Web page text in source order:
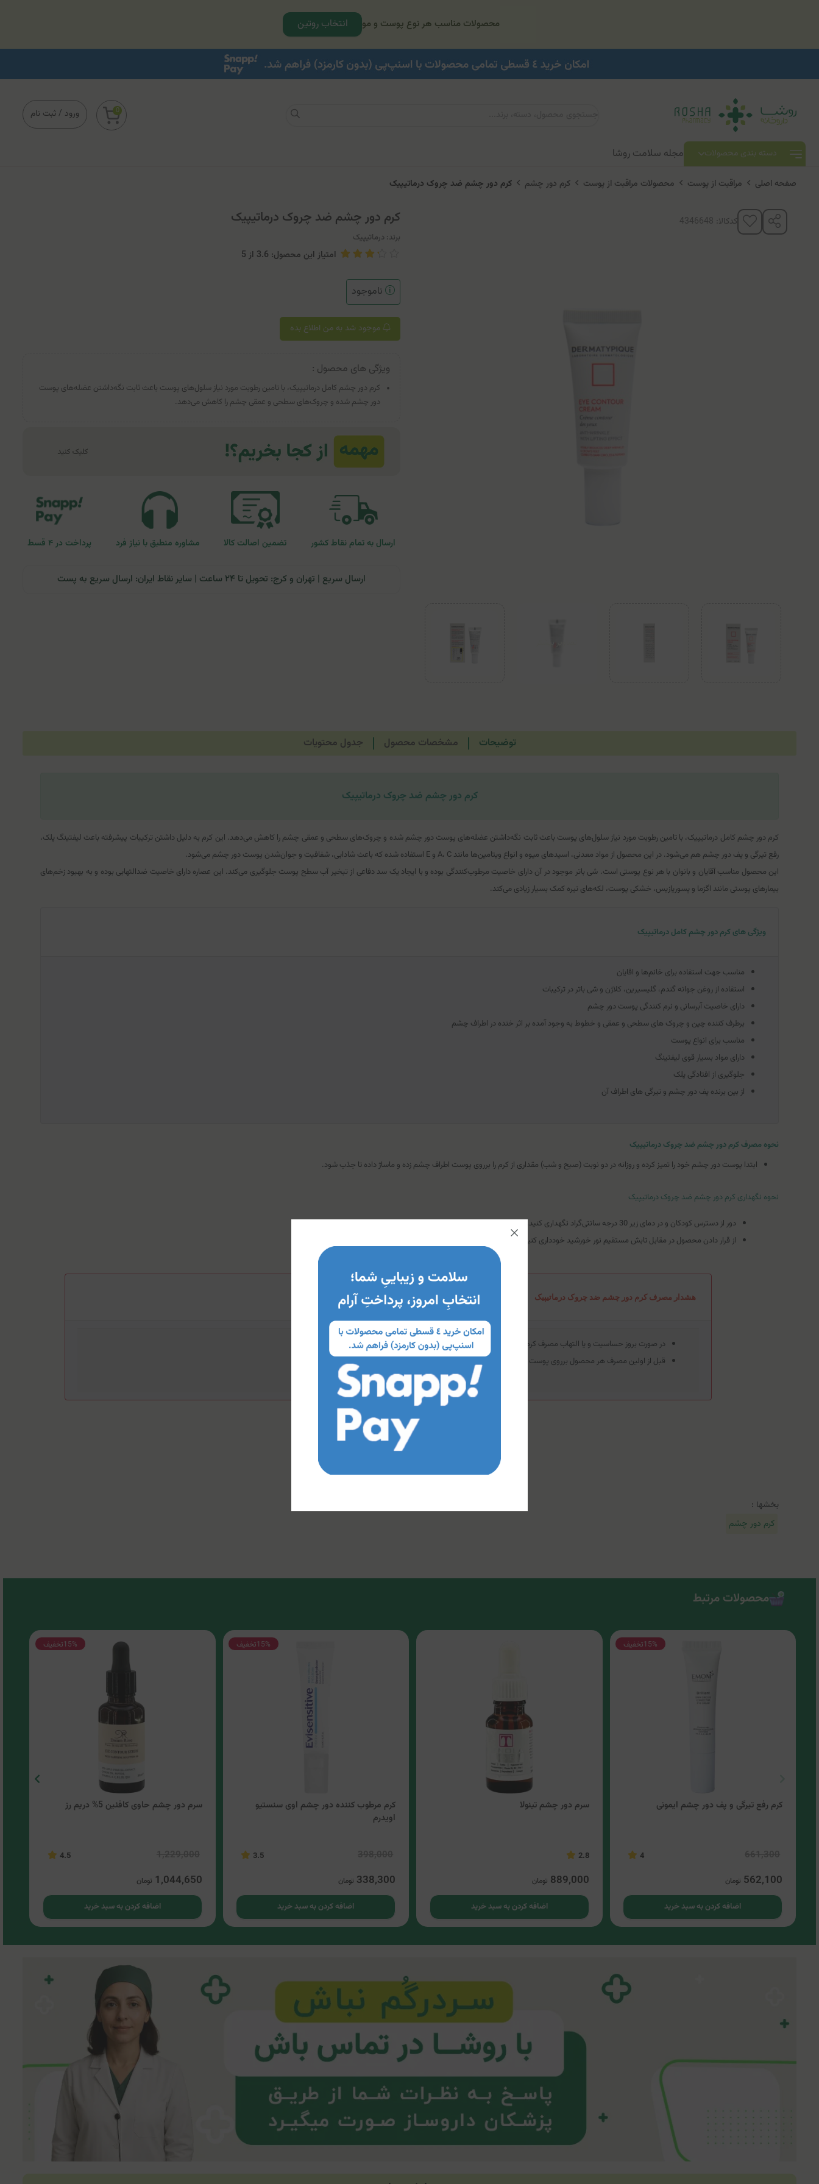
محصولات مناسب هر نوع پوست و مو انتخاب روتین
ورود / ثبت نام 0
دسته بندی محصولات مجله سلامت روشا
صفحه اصلی مراقبت از پوست محصولات مراقبت از پوست کرم دور چشم کرم دور چشم ضد چروک درماتیپیک
کدکالا: کرم دور چشم ضد چروک درماتیپیک
برند: درماتیپیک
امتیاز این محصول: 3.6 از 5
ناموجود
موجود شد به من اطلاع بده
ویژگی های محصول :
کرم دور چشم کامل درماتیپیک، با تامین رطوبت مورد نیاز سلول‌های پوست باعث ثابت نگه‌داشتن عضله‌های پوست
دور چشم شده و چروک‌های سطحی و عمقی چشم را کاهش می‌دهد.
ارسال به تمام نقاط کشور تضمین اصالت کالا مشاوره منطبق با نیاز فرد پرداخت در ۴ قسط
ارسال سریع | تهران و کرج: تحویل تا ۲۴ ساعت | سایر نقاط ایران: ارسال سریع به پست
توضیحات مشخصات محصول جدول محتویات
کرم دور چشم ضد چروک درماتیپیک
کرم دور چشم کامل درماتیپیک، با تامین رطوبت مورد نیاز سلول‌های پوست باعث ثابت نگه‌داشتن عضله‌های پوست دور چشم شده و چروک‌های سطحی و عمقی چشم را کاهش می‌دهد. این کرم به دلیل داشتن ترکیبات پیشرفته باعث لیفتینگ پلک،
رفع تیرگی و پف دور چشم هم می‌شود. در این محصول از مواد معدنی، اسید‌های میوه و انواع ویتامین‌ها مانند A، C و E استفاده شده که باعث شادابی، شفافیت و جوان‌شدن پوست دور چشم می‌شود.
این محصول مناسب آقایان و بانوان با هر نوع پوستی است. شی باتر موجود در آن دارای خاصیت مرطوب‌کنندگی بوده و با ایجاد یک سد دفاعی از تبخیر آب سطح پوست جلوگیری می‌کند. این عصاره دارای خاصیت ضد‌التهابی بوده و به بهبود زخم‌های
بیمارهای پوستی مانند اگزما و پسوریازیس، خشکی پوست، لکه‌های تیره کمک بسیار زیادی می‌کند.
ویژگی های کرم دور چشم کامل درماتیپیک
مناسب جهت استفاده برای خانم‌ها و اقایان
استفاده از روغن جوانه گندم، گلیسیرین، کلاژن و شی باتر در ترکیبات
دارای خاصیت آبرسانی و نرم کنندگی پوست دور چشم
برطرف کننده چین و چروک های سطحی و عمقی و خطوط به وجود آمده بر اثر خنده در اطراف چشم
مناسب برای انواع پوست
دارای مواد بسیار قوی لیفتینگ
جلوگیری از افتادگی پلک
از بین برنده پف دور چشم و تیرگی های اطراف آن
نحوه مصرف کرم دور چشم ضد چروک درماتیپیک
ابتدا پوست دور چشم خود را تمیز کرده و روزانه در دو نوبت (صبح و شب) مقداری از کرم را برروی پوست اطراف چشم زده و ماساژ داده تا جذب شود.
نحوه نگهداری کرم دور چشم ضد چروک درماتیپیک
دور از دسترس کودکان و در دمای زیر 30 درجه سانتی‌گراد نگهداری کنید.
از قرار دادن محصول در مقابل تابش مستقیم نور خورشید خودداری کنید
هشدار مصرف کرم دور چشم ضد چروک درماتیپیک
در صورت بروز حساسیت و یا التهاب مصرف کرم را قطع کرده و برای ادامه آن با پزشک خود مشورت کنید.
قبل از اولین مصرف هر محصول برروی پوست صورت و پوست داخلی بازو تست شود.
بخشها :
کرم دور چشم
محصولات مرتبط
15%تخفیف
کرم رفع تیرگی و پف دور چشم ایمونی
4
562,100 تومان
اضافه کردن به سبد خرید
سرم دور چشم تینولا
2.8
889,000 تومان
اضافه کردن به سبد خرید
15%تخفیف
کرم مرطوب کننده دور چشم اوی سنستیو
اویدرم
3.5
338,300 تومان
اضافه کردن به سبد خرید
15%تخفیف
سرم دور چشم حاوی کافئین 5% دریم رز
4.5
1,044,650 تومان
اضافه کردن به سبد خرید